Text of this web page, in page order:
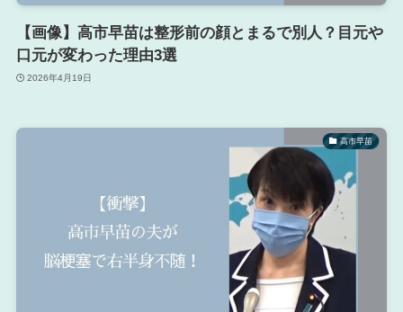
【画像】高市早苗は整形前の顔とまるで別人？目元や
口元が変わった理由3選
2026年4月19日
高市早苗